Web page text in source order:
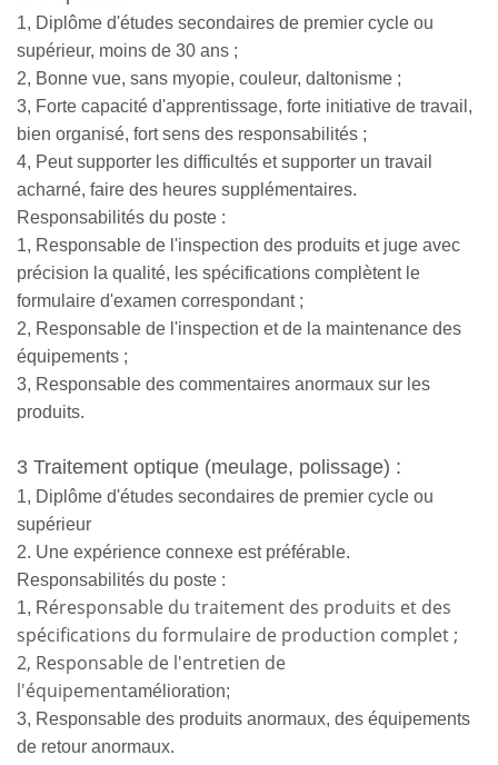
1, Diplôme d'études secondaires de premier cycle ou
supérieur, moins de 30 ans ;
2, Bonne vue, sans myopie, couleur, daltonisme ;
3, Forte capacité d'apprentissage, forte initiative de travail,
bien organisé, fort sens des responsabilités ;
4, Peut supporter les difficultés et supporter un travail
acharné, faire des heures supplémentaires.
Responsabilités du poste :
1, Responsable de l'inspection des produits et juge avec
précision la qualité, les spécifications complètent le
formulaire d'examen correspondant ;
2, Responsable de l'inspection et de la maintenance des
équipements ;
3, Responsable des commentaires anormaux sur les
produits.
3 Traitement optique (meulage, polissage) :
1, Diplôme d'études secondaires de premier cycle ou
supérieur
2. Une expérience connexe est préférable.
Responsabilités du poste :
1, Réresponsable du traitement des produits et des
spécifications du formulaire de production complet ;
2, Responsable de l'entretien de
l'équipementamélioration;
3, Responsable des produits anormaux, des équipements
de retour anormaux.